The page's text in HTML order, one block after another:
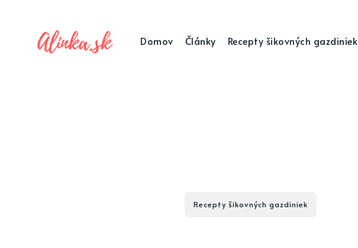
Domov Články Recepty šikovných gazdiniek
Recepty šikovných gazdiniek